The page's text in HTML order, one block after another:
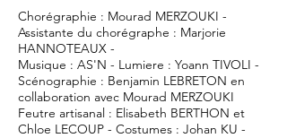
Chorégraphie : Mourad MERZOUKI -
Assistante du chorégraphe : Marjorie
HANNOTEAUX -
Musique : AS'N - Lumiere : Yoann TIVOLI -
Scénographie : Benjamin LEBRETON en
collaboration avec Mourad MERZOUKI
Feutre artisanal : Elisabeth BERTHON et
Chloe LECOUP - Costumes : Johan KU -